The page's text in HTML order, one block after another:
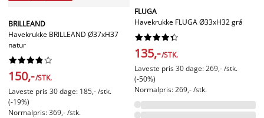
BRILLEAND
Havekrukke BRILLEAND Ø37xH37
natur






150,-/STK.
Laveste pris 30 dage: 185,- /stk.
(-19%)
Normalpris: 369,- /stk.
FLUGA
Havekrukke FLUGA Ø33xH32 grå






135,-/STK.
Laveste pris 30 dage: 269,- /stk.
(-50%)
Normalpris: 269,- /stk.